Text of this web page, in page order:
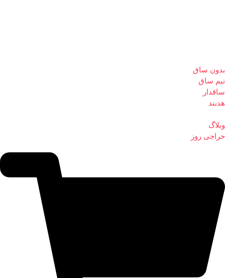
بدون ساق
نیم ساق
ساقدار
هدبند
وبلاگ
حراجی روز